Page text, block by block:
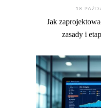
18
Jak
zasady i